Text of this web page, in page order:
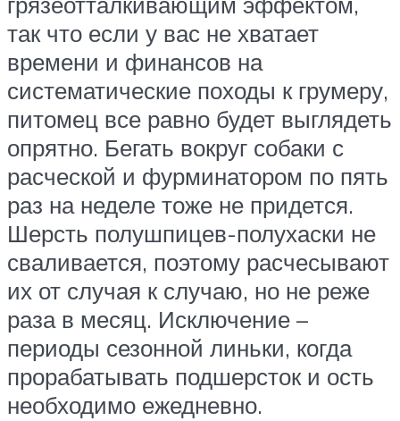
так что если у вас не хватает
времени и финансов на
систематические походы к грумеру,
питомец все равно будет выглядеть
опрятно. Бегать вокруг собаки с
расческой и фурминатором по пять
раз на неделе тоже не придется.
Шерсть полушпицев-полухаски не
сваливается, поэтому расчесывают
их от случая к случаю, но не реже
раза в месяц. Исключение –
периоды сезонной линьки, когда
прорабатывать подшерсток и ость
необходимо ежедневно.